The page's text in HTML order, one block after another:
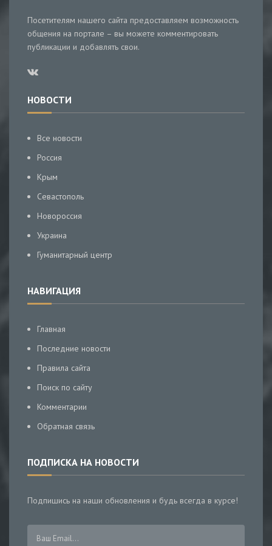
Посетителям нашего сайта предоставляем возможность
общения на портале – вы можете комментировать
публикации и добавлять свои.
НОВОСТИ
Все новости
Россия
Крым
Севастополь
Новороссия
Украина
Гуманитарный центр
НАВИГАЦИЯ
Главная
Последние новости
Правила сайта
Поиск по сайту
Комментарии
Обратная связь
ПОДПИСКА НА НОВОСТИ
Подпишись на наши обновления и будь всегда в курсе!